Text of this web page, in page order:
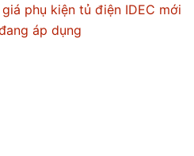
giá phụ kiện tủ điện IDEC mới
áp dụng